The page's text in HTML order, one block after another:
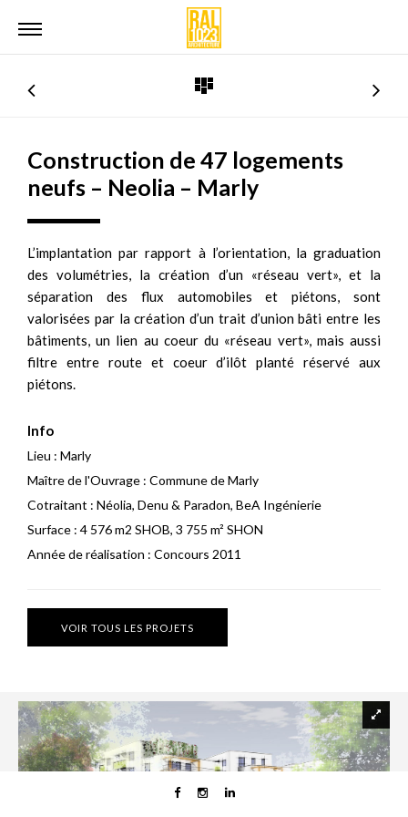
Construction de 47 logements
neufs – Neolia – Marly
L’implantation par rapport à l’orientation, la graduation
des volumétries, la création d’un «réseau vert», et la
séparation des flux automobiles et piétons, sont
valorisées par la création d’un trait d’union bâti entre les
bâtiments, un lien au coeur du «réseau vert», mais aussi
filtre entre route et coeur d’ilôt planté réservé aux
piétons.
Info
Lieu : Marly
Maître de l'Ouvrage : Commune de Marly
Cotraitant : Néolia, Denu & Paradon, BeA Ingénierie
Surface : 4 576 m2 SHOB, 3 755 m² SHON
Année de réalisation : Concours 2011
VOIR TOUS LES PROJETS